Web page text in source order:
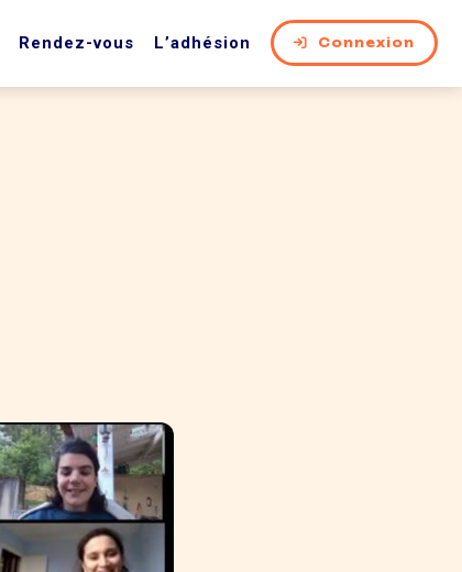
Rendez-vous L’adhésion Connexion